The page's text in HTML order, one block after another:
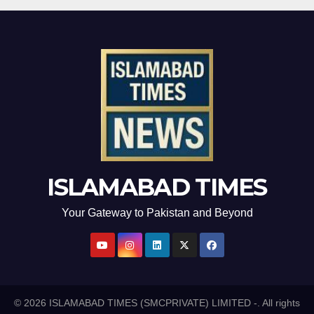
ISLAMABAD TIMES
Your Gateway to Pakistan and Beyond
© 2026 ISLAMABAD TIMES (SMCPRIVATE) LIMITED -. All rights